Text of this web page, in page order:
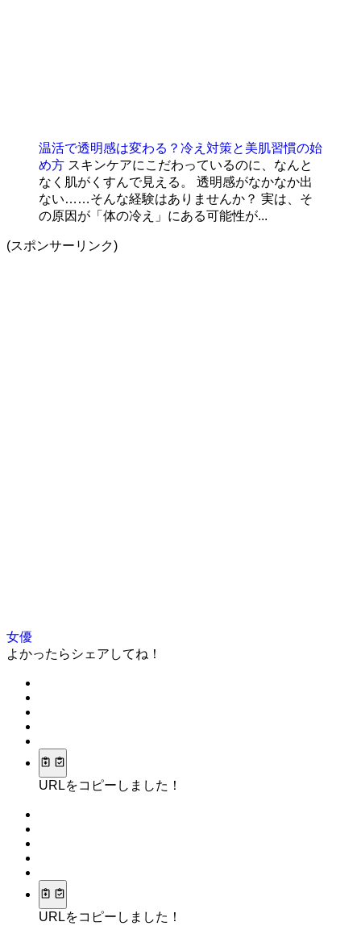
温活で透明感は変わる？冷え対策と美肌習慣の始
め方 スキンケアにこだわっているのに、なんと
なく肌がくすんで見える。 透明感がなかなか出
ない……そんな経験はありませんか？ 実は、そ
の原因が「体の冷え」にある可能性が...
(スポンサーリンク)
女優
よかったらシェアしてね！
URLをコピーしました！
URLをコピーしました！